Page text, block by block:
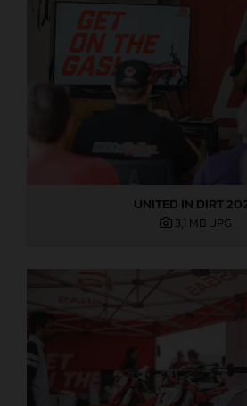
UNITED IN DIRT
3,1 MB .JPG